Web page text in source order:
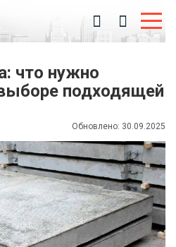
что нужно
подходящей
Обновлено: 30.09.2025